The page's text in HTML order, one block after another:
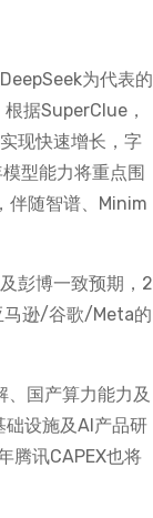
为代表的
据SuperClue，
现快速增长，字
型能力将重点围
伴随智谱、Minim
彭博一致预期，2
马逊/谷歌/Meta的
国产算力能力及
设施及AI产品研
腾讯CAPEX也将